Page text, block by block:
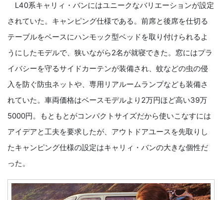
L40系キャリィ・バンにはユニークなバリエーションが設定
されていた。キャンピング仕様である。前席と後席を仕切る
テーブルをベースにハンモック型ベッドを取り付けられるよ
うにしたモデルで、狭いながら2名が就寝できた。窓にはプラ
イバシーを守るサイドカーテンが装備され、蚊などの虫の侵
入を防ぐ防虫ネットや、専用リアルームランプなども装備さ
れていた。車両価格はベースモデルより2万円ほど高い39万
5000円。もともとがコンパクトサイズだから使いこなすには
アイデアと工夫を要求したが、アウトドアユースを先取りし
たキャンピング仕様の設定はキャリィ・バンの大きな個性だ
った。